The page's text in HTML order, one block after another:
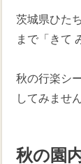
茨城県ひた
まで「きて
秋の行楽シ
してみませ
秋の園